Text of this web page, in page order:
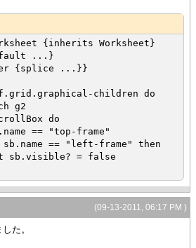
= "white",
""}}
= i * 4 + 2, col = 1,
cell height = 20pt, ""}}
= i * 4 + 3, col = 1,
cell height = 20pt,
{inherits Worksheet}
...}
{splice ...}}
children do
g2
do
"top-frame"
"left-frame" then
= false
(09-13-2011, 06:17 PM )
た。